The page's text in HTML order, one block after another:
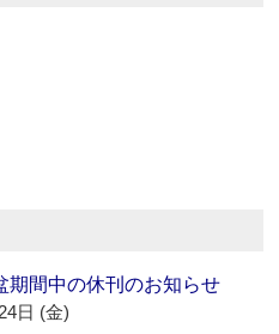
期間中の休刊のお知らせ
日 (金)